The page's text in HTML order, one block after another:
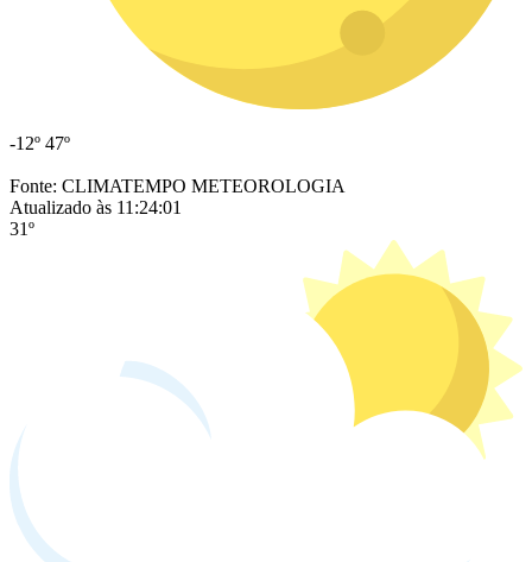
-12º 47º
Fonte: CLIMATEMPO METEOROLOGIA
Atualizado às 11:24:01
31º